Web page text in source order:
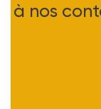
à nos